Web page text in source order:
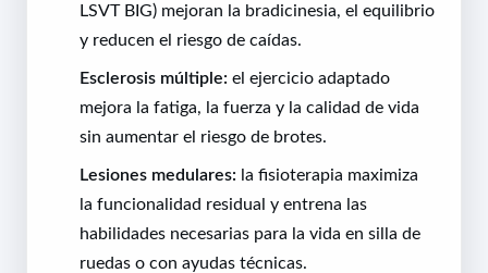
LSVT BIG) mejoran la bradicinesia, el equilibrio
y reducen el riesgo de caídas.
Esclerosis múltiple: el ejercicio adaptado
mejora la fatiga, la fuerza y la calidad de vida
sin aumentar el riesgo de brotes.
Lesiones medulares: la fisioterapia maximiza
la funcionalidad residual y entrena las
habilidades necesarias para la vida en silla de
ruedas o con ayudas técnicas.